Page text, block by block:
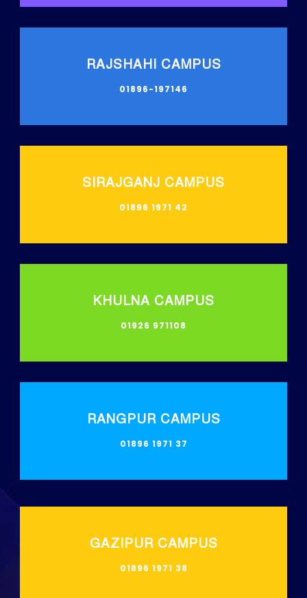
RAJSHAHI CAMPUS
01896-197146
SIRAJGANJ CAMPUS
01896 1971 42
KHULNA CAMPUS
01926 971108
RANGPUR CAMPUS
01896 1971 37
GAZIPUR CAMPUS
01896 1971 38